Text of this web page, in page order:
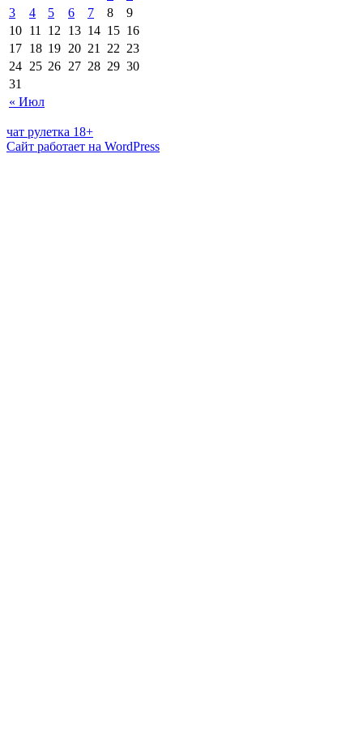
« Июл
3
4 5 6 7 8
9
10 11 12 13 14 15 16
17 18 19 20 21 22 23
24 25 26 27 28 29 30
31
чат рулетка 18+
Сайт работает на WordPress